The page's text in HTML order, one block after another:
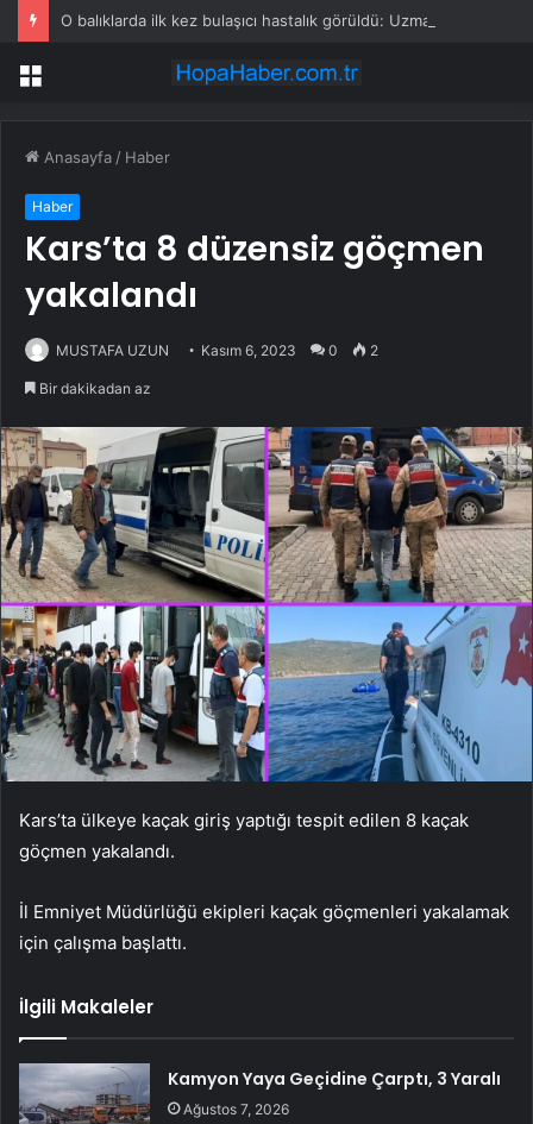
Menü
Anasayfa / Haber
Haber
Kars’ta 8 düzensiz göçmen
yakalandı
MUSTAFA UZUN Kasım 6, 2023 0 2
Bir dakikadan az
Kars’ta ülkeye kaçak giriş yaptığı tespit edilen 8 kaçak
göçmen yakalandı.
İl Emniyet Müdürlüğü ekipleri kaçak göçmenleri yakalamak
için çalışma başlattı.
İlgili Makaleler
Kamyon Yaya Geçidine Çarptı, 3 Yaralı
Ağustos 7, 2026